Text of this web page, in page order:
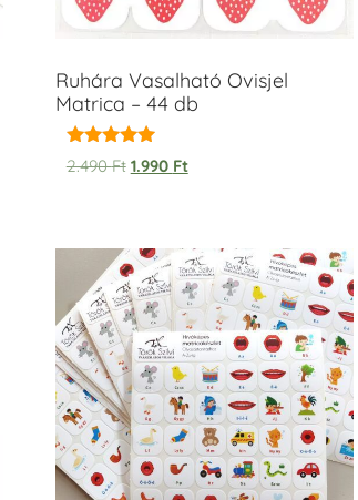
Ruhára Vasalható Ovisjel
Matrica – 44 db
Értékelés:
5.00
2.490Ft 1.990 Ft